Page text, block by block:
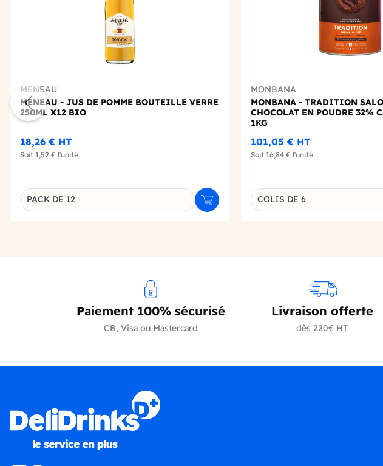
MENEAU
MENEAU - JUS DE POMME BOUTEILLE VERRE
250ML X12 BIO
18,26 € HT
Soit 1,52 € l'unité
Déclinaison du produit
PACK DE 12 Ajouter au panier
MONBANA
MONBANA - TRADITION
CHOCOLAT EN POUDRE 32%
1KG
101,05 € HT
Soit 16,84 € l'unité
Choisissez une déclinaison
COLIS DE 6
Paiement 100% sécurisé
CB, Visa ou Mastercard
Livraison offerte
dès 220€ HT